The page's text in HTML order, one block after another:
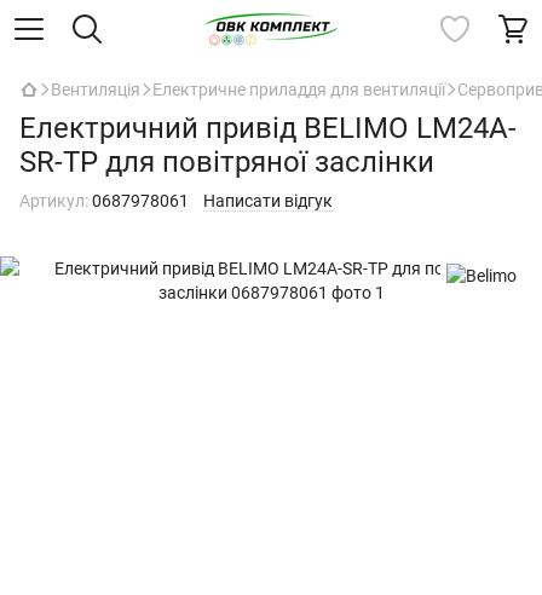
Вентиляція Електричне приладдя для вентиляції
Електричний привід BELIMO LM24A-
SR-TP для повітряної заслінки
Артикул:0687978061 Написати відгук